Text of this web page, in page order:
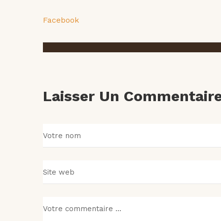
Facebook
Laisser Un